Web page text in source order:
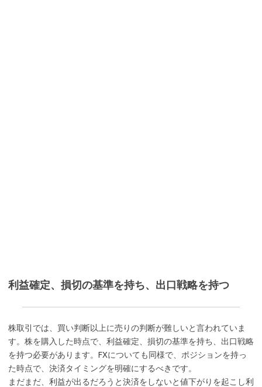
利益確定、損切の基準を持ち、出口戦略を持つ
株取引では、買い判断以上に売りの判断が難しいと言われていま
す。株を購入した時点で、利益確定、損切の基準を持ち、出口戦略
を持つ必要があります。FXについても同様で、ポジションを持っ
た時点で、決済タイミングを明確にするべきです。
まだまだ、利益が出るだろうと決済をしないと値下がりを起こし利